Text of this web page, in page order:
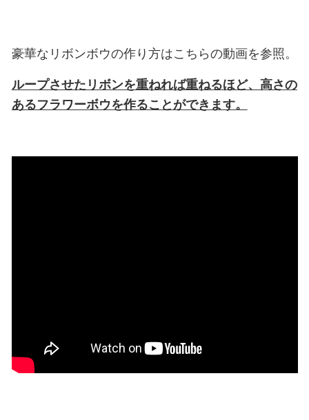
豪華なリボンボウの作り方はこちらの動画を参照。
ループさせたリボンを重ねれば重ねるほど、高さの
あるフラワーボウを作ることができます。